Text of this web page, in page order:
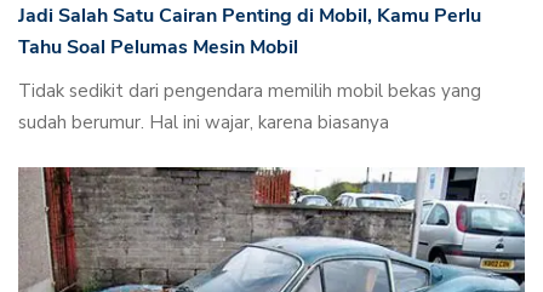
Jadi Salah Satu Cairan Penting di Mobil, Kamu Perlu
Tahu Soal Pelumas Mesin Mobil
Tidak sedikit dari pengendara memilih mobil bekas yang
sudah berumur. Hal ini wajar, karena biasanya